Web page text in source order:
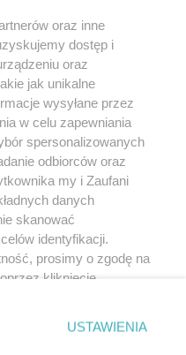
w jakikolwiek sposób
na jakimkolwiek polu
z umieszczaniem w
praw. Jakiekolwiek użycie
w części z naruszeniem
pod groźbą kary i
oraz inne
dostęp i
oraz
jak unikalne
wysyłane przez
w celu zapewniania
spersonalizowanych
odbiorców oraz
my i Zaufani
danych
skanować
identyfikacji.
prosimy o zgodę na
kliknięcie
ustawień prywatności
rogu strony
USTAWIENIA